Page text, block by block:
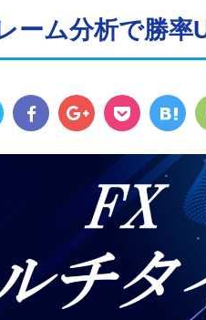
ーム分析で勝率